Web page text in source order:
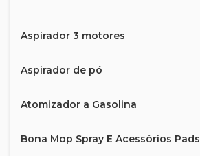
Aspirador 3 motores
Aspirador de pó
Atomizador a Gasolina
Bona Mop Spray E Acessórios Pads